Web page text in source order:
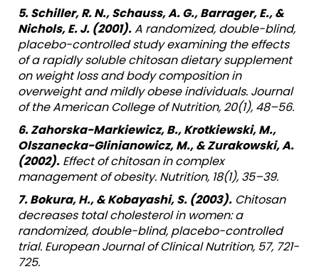
5. Schiller, R. N., Schauss, A. G., Barrager, E., &
Nichols, E. J. (2001).A randomized, double-blind,
placebo-controlled study examining the effects
of a rapidly soluble chitosan dietary supplement
on weight loss and body composition in
overweight and mildly obese individuals. Journal
of the American College of Nutrition, 20(1), 48–56.
6. Zahorska-Markiewicz, B., Krotkiewski, M.,
Olszanecka-Glinianowicz, M., & Zurakowski, A.
(2002). Effect of chitosan in complex
management of obesity. Nutrition, 18(1), 35–39.
7.Bokura, H., & Kobayashi, S. (2003). Chitosan
decreases total cholesterol in women: a
randomized, double-blind, placebo-controlled
trial. European Journal of Clinical Nutrition, 57, 721-
725.